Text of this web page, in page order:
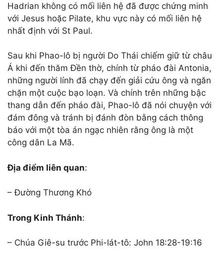
Hadrian không có mối liên hệ đã được chứng minh
với Jesus hoặc Pilate, khu vực này có mối liên hệ
nhất định với St Paul.
Sau khi Phao-lô bị người Do Thái chiếm giữ từ châu
Á khi đến thăm Đền thờ, chính từ pháo đài Antonia,
những người lính đã chạy đến giải cứu ông và ngăn
chặn một cuộc bạo loạn. Và chính trên những bậc
thang dẫn đến pháo đài, Phao-lô đã nói chuyện với
đám đông và tránh bị đánh đòn bằng cách thông
báo với một tòa án ngạc nhiên rằng ông là một
công dân La Mã.
Địa điểm liên quan:
– Đường Thương Khó
Trong Kinh Thánh:
– Chúa Giê-su trước Phi-lát-tô: John 18:28-19:16